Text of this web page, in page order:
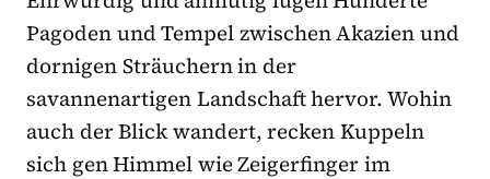
Pagoden und Tempel zwischen Akazien und
dornigen Sträuchern in der
savannenartigen Landschaft hervor. Wohin
auch der Blick wandert, recken Kuppeln
sich gen Himmel wie Zeigerfinger im